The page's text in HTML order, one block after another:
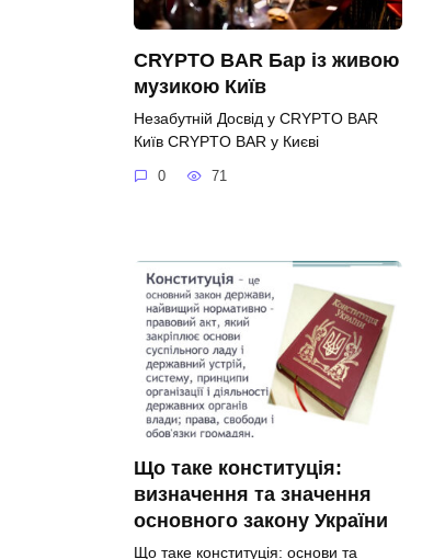
CRYPTO BAR Бар із живою
музикою Київ
Незабутній Досвід у CRYPTO BAR
Київ CRYPTO BAR у Києві
0 71
Що таке конституція:
визначення та значення
основного закону України
Що таке конституція: основи та